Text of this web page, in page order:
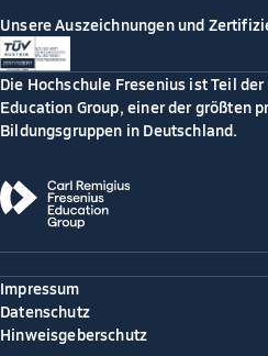
Unsere Auszeichnungen und
Die Hochschule Fresenius ist Teil
Education Group, einer der größten
Bildungsgruppen in Deutschland.
Impressum
Datenschutz
Hinweisgeberschutz